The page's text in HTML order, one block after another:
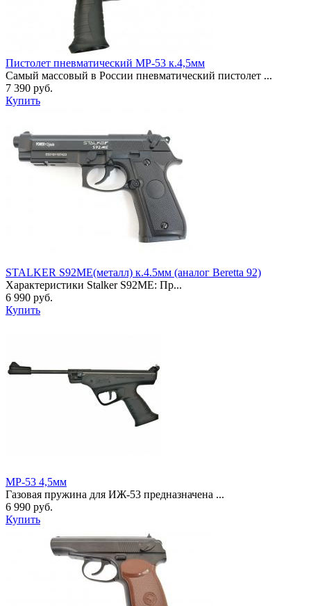
Пистолет пневматический МР-53 к.4,5мм
Самый массовый в России пневматический пистолет ...
7 390 руб.
Купить
STALKER S92ME(металл) к.4.5мм (аналог Beretta 92)
Характеристики Stalker S92ME: Пр...
6 990 руб.
Купить
МР-53 4,5мм
Газовая пружина для ИЖ-53 предназначена ...
6 990 руб.
Купить